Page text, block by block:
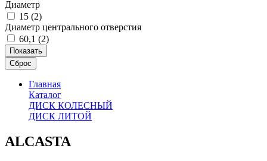
Диаметр
15 (2)
Диаметр центрального отверстия
60,1 (2)
Главная
Каталог
ДИСК КОЛЕСНЫЙ
ДИСК ЛИТОЙ
ALCASTA